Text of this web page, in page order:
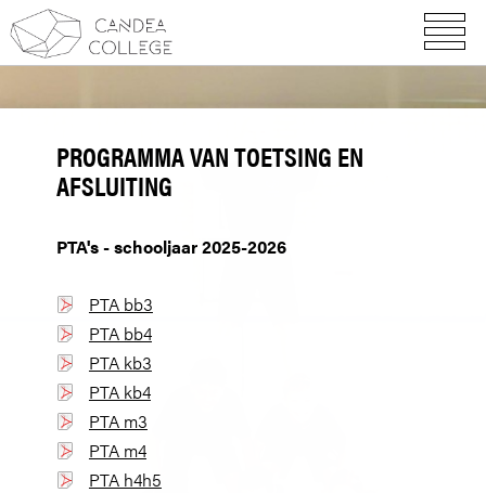
PROGRAMMA VAN TOETSING EN
AFSLUITING
PTA's - schooljaar 2025-2026
PTA bb3
PTA bb4
PTA kb3
PTA kb4
PTA m3
PTA m4
PTA h4h5